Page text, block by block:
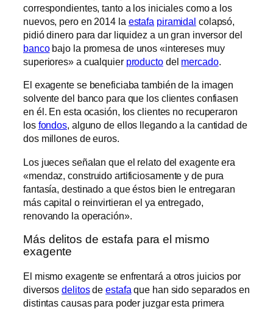
correspondientes, tanto a los iniciales como a los
nuevos, pero en 2014 la estafa piramidal colapsó,
pidió dinero para dar liquidez a un gran inversor del
bancobajo la promesa de unos «intereses muy
superiores» a cualquier productodel mercado.
El exagente se beneficiaba también de la imagen
solvente del banco para que los clientes confiasen
en él. En esta ocasión, los clientes no recuperaron
los fondos, alguno de ellos llegando a la cantidad de
dos millones de euros.
Los jueces señalan que el relato del exagente era
«mendaz, construido artificiosamente y de pura
fantasía, destinado a que éstos bien le entregaran
más capital o reinvirtieran el ya entregado,
renovando la operación».
Más delitos de estafa para el mismo
exagente
El mismo exagente se enfrentará a otros juicios por
diversosdelitosdeestafa que han sido separados en
distintas causas para poder juzgar esta primera